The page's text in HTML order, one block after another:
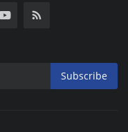
Subscribe